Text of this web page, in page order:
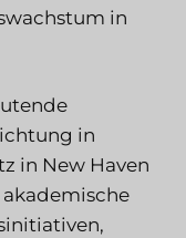
in
in
in New Haven